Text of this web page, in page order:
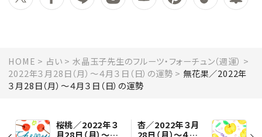
HOME 占い
水晶玉子先生のフルーツ・フォーチュン（週運）
2022年３月28日（月）～４月３日（日）の運勢
無花果／2022年
３月28日（月）～４月３日（日）の運勢
桜桃／2022年３
月28日（月）～４
杏／2022年３月
28日（月）～４月３